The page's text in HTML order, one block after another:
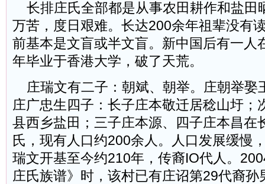
长排庄氏全部都是从事农田耕作和盐田
万苦，度日艰难。长达200余年祖辈没有
前基本是文盲或半文盲。新中国后有一人
年毕业于香港大学，破了天荒。
庄瑞文有二子：朝斌、朝举。庄朝举娶
庄广忠生四子：长子庄本敬迁居稔山圩；
县西乡盐田；三子庄本源、四子庄本昌在
氏，现有人口约200余人。人口发展缓慢
瑞文开基至今约210年，传裔IO代人。
庄氏族谱》时，该村已有庄诏第29代裔孙